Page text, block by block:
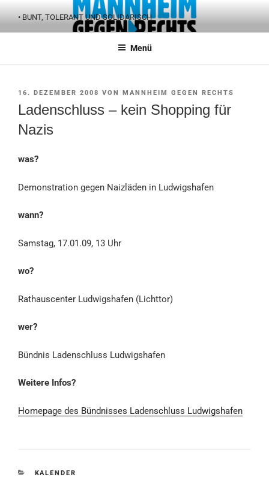
Inhalt
springen
• BUNT, TOLERANT UND SOLIDARISCH
Menü
VERÖFFENTLICHT
16. DEZEMBER 2008 VON MANNHEIM GEGEN RECHTS
Ladenschluss – kein Shopping für
Nazis
was?
Demonstration gegen Naizläden in Ludwigshafen
wann?
Samstag, 17.01.09, 13 Uhr
wo?
Rathauscenter Ludwigshafen (Lichttor)
wer?
Bündnis Ladenschluss Ludwigshafen
Weitere Infos?
Homepage des Bündnisses Ladenschluss Ludwigshafen
KATEGORIEN
KALENDER